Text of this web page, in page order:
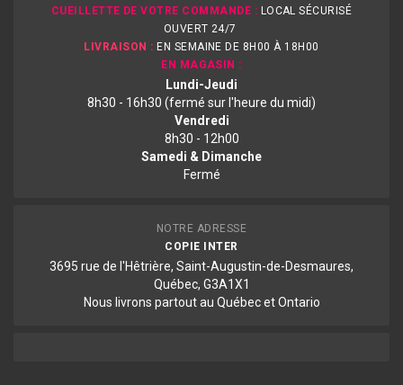
CUEILLETTE DE VOTRE COMMANDE : LOCAL SÉCURISÉ
OUVERT 24/7
LIVRAISON : EN SEMAINE DE 8H00 À 18H00
EN MAGASIN :
Lundi-Jeudi
8h30 - 16h30 (fermé sur l'heure du midi)
Vendredi
8h30 - 12h00
Samedi & Dimanche
Fermé
NOTRE ADRESSE
COPIE INTER
3695 rue de l'Hêtrière, Saint-Augustin-de-Desmaures,
Québec, G3A1X1
Nous livrons partout au Québec et Ontario